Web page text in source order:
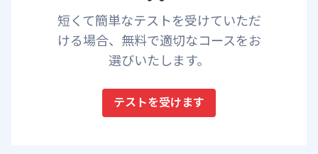
短くて簡単なテストを受けていただ
ける場合、無料で適切なコースをお
選びいたします。
テストを受けます